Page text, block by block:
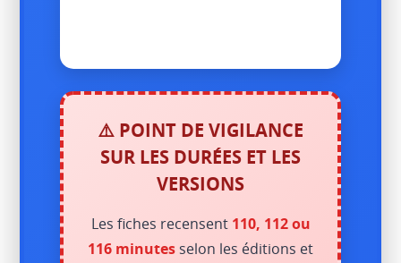
⚠️ POINT DE VIGILANCE
SUR LES DURÉES ET LES
VERSIONS
Les fiches recensent 110, 112 ou
116 minutes selon les éditions et